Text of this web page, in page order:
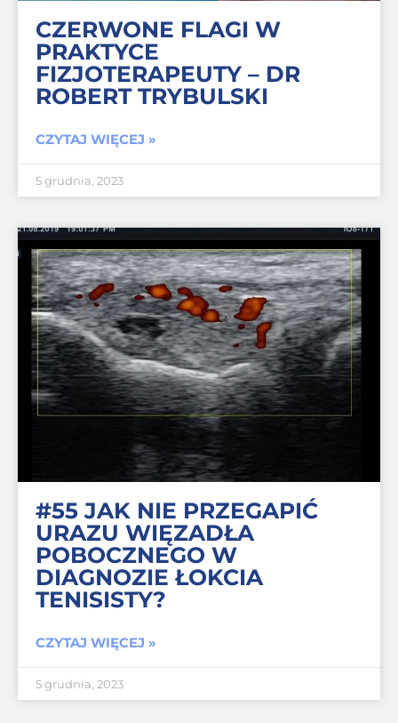
CZERWONE FLAGI W
PRAKTYCE
FIZJOTERAPEUTY – DR
ROBERT TRYBULSKI
CZYTAJ WIĘCEJ »
5 grudnia, 2023
#55 JAK NIE PRZEGAPIĆ
URAZU WIĘZADŁA
POBOCZNEGO W
DIAGNOZIE ŁOKCIA
TENISISTY?
CZYTAJ WIĘCEJ »
5 grudnia, 2023